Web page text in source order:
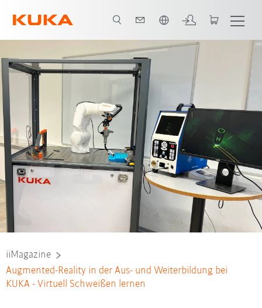
iiMagazine
Augmented-Reality in der Aus- und Weiterbildung bei
KUKA - Virtuell Schweißen lernen